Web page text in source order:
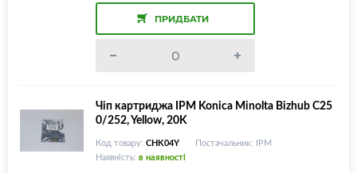
ПРИДБАТИ
Чіп картриджа IPM Konica Minolta Bizhub C25
0/252, Yellow, 20K
Код товару: CHK04Y
Постачальник: IPM
Наявність: в наявності